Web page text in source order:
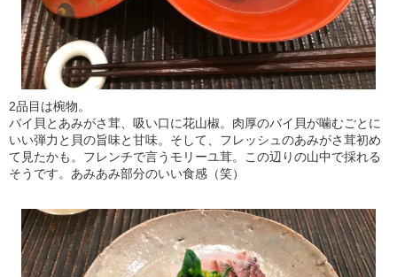
2品目は椀物。
バイ貝とあみがさ茸、吸い口に花山椒。肉厚のバイ貝が噛むごとに
いい弾力と貝の旨味と甘味。そして、フレッシュのあみがさ茸初め
て見たかも。フレンチで言うモリーユ茸。この辺りの山中で採れる
そうです。あみあみ部分のいい食感（笑）